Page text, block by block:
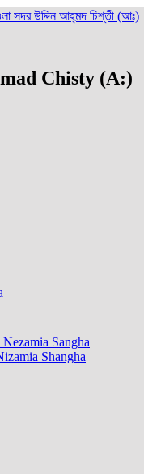
Chisty (A:)
Sangha
Shangha